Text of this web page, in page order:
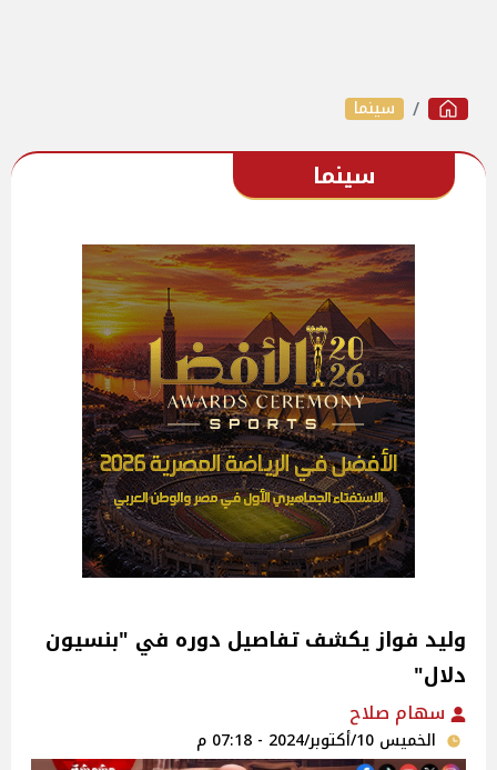
سينما
سينما
وليد فواز يكشف تفاصيل دوره في "بنسيون
دلال"
سهام صلاح
الخميس 10/أكتوبر/2024 - 07:18 م